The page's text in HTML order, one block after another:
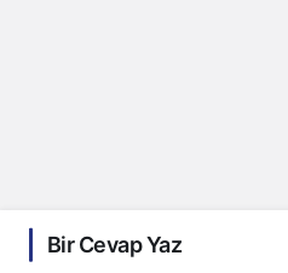
Bir Cevap Yaz